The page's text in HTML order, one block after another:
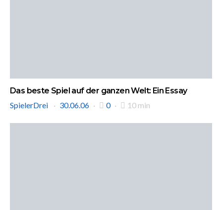
Das beste Spiel auf der ganzen Welt: Ein Essay
SpielerDrei
30.06.06 0 10 min